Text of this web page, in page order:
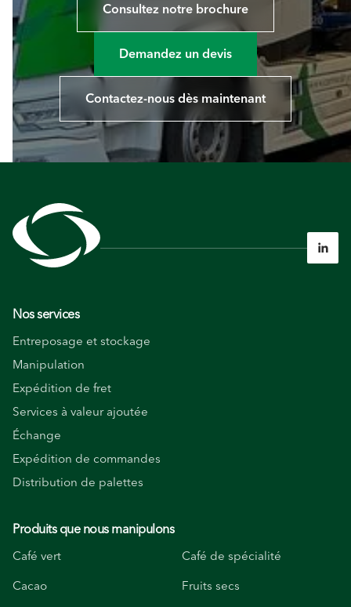
Consultez notre brochure
Demandez un devis
Contactez-nous dès maintenant

Nos services
Entreposage et stockage
Manipulation
Expédition de fret
Services à valeur ajoutée
Échange
Expédition de commandes
Distribution de palettes
Produits que nous manipulons
Café vert
Café de spécialité
Cacao
Fruits secs